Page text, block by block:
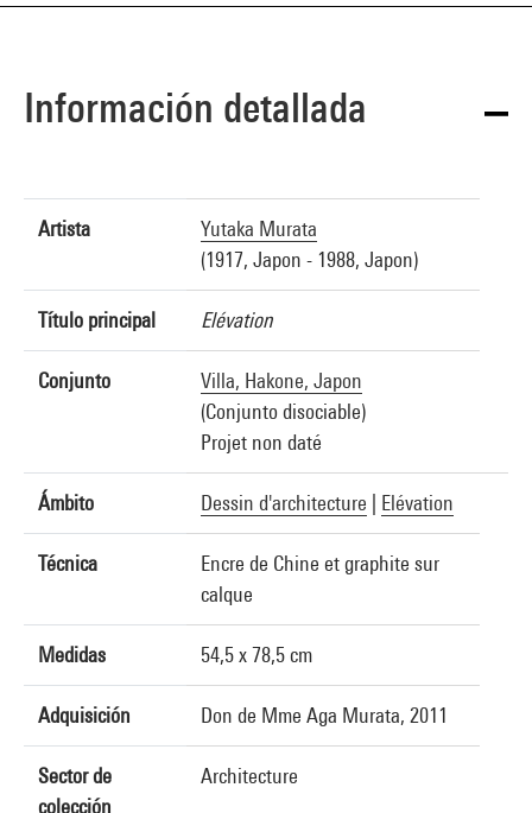
Información detallada
Artista
Yutaka Murata
(1917, Japon - 1988, Japon)
Título principal Elévation
Conjunto
Villa, Hakone, Japon
(Conjunto disociable)
Projet non daté
Ámbito Dessin d'architecture Elévation
Técnica
Encre de Chine et graphite sur
calque
Medidas 54,5 x 78,5 cm
Adquisición Don de Mme Aga Murata, 2011
Sector de
colección
Architecture